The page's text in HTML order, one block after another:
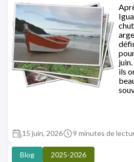
ils
15 juin, 2026 9 minutes de
Blog 2025-2026